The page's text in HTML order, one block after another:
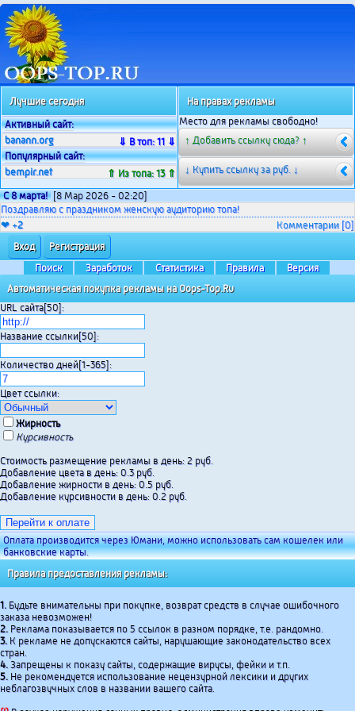
Лучшие сегодня
Активный сайт:
banann.org
⇓ В топ: 11 ⇓
Популярный сайт:
bempir.net
⇑ Из топа: 13 ⇑
На правах рекламы
Место для рекламы свободно!
↑ Добавить ссылку сюда? ↑
↓ Купить ссылку за руб. ↓
С 8 марта! [8 Мар 2026 - 02:20]
Поздравляю с праздником женскую аудиторию топа!
Комментарии [0]
❤ +2
Вход
Регистрация
Поиск
Заработок Статистика Правила
Версия
Автоматическая покупка рекламы на Oops-Top.Ru
URL сайта[50]:
Название ссылки[50]:
Количество дней[1-365]:
Цвет ссылки:
Жирность
Курсивность
Стоимость размещение рекламы в день: 2 руб.
Добавление цвета в день: 0.3 руб.
Добавление жирности в день: 0.5 руб.
Добавление курсивности в день: 0.2 руб.
Оплата производится через Юмани, можно использовать сам кошелек или
банковские карты.
Правила предоставления рекламы:
1. Будьте внимательны при покупке, возврат средств в случае ошибочного
заказа невозможен!
2. Реклама показывается по 5 ссылок в разном порядке, т.е. рандомно.
3. К рекламе не допускаются сайты, нарушающие законодательство всех
стран.
4. Запрещены к показу сайты, содержащие вирусы, фейки и т.п.
5. Не рекомендуется использование нецензурной лексики и других
неблагозвучных слов в названии вашего сайта.